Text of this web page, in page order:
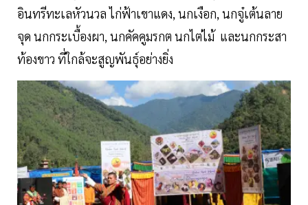
อินทรีทะเลหัวนวล ไก่ฟ้าเขาแดง, นกเงือก, นกจู๋เต้นลาย
จุด นกกระเบื้องผา, นกคัคคูมรกต นกไต่ไม้ และนกกระสา
ท้องขาว ที่ใกล้จะสูญพันธุ์อย่างยิ่ง